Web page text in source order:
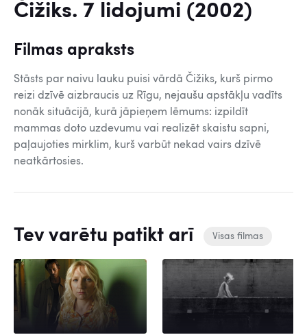
Čižiks. 7 lidojumi (2002)
Filmas apraksts
Stāsts par naivu lauku puisi vārdā Čižiks, kurš pirmo
reizi dzīvē aizbraucis uz Rīgu, nejaušu apstākļu vadīts
nonāk situācijā, kurā jāpieņem lēmums: izpildīt
mammas doto uzdevumu vai realizēt skaistu sapni,
paļaujoties mirklim, kurš varbūt nekad vairs dzīvē
neatkārtosies.
Tev varētu patikt arī Visas filmas